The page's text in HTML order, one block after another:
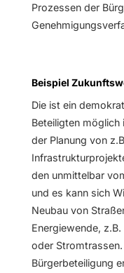
Prozessen der
Beispiel
Die ist ein
Beteiligten möglich
der Planung von
den unmittelbar
und es kann sich
Neubau von
Energiewende,
oder
Bürgerbeteiligung